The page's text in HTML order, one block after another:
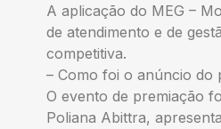
A aplicação do MEG –
de atendimento e de
competitiva.
– Como foi o anúncio do
O evento de premiação
Poliana Abittra,